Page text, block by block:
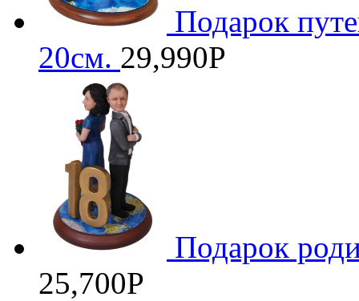
Подарок
20см. 29,990Р
Подарок
25,700Р